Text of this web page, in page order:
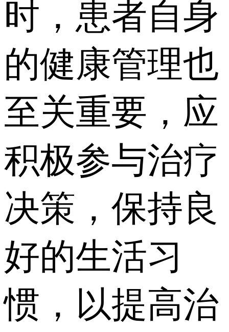
时，患者自身
的健康管理也
至关重要，应
积极参与治疗
决策，保持良
好的生活习
惯，以提高治